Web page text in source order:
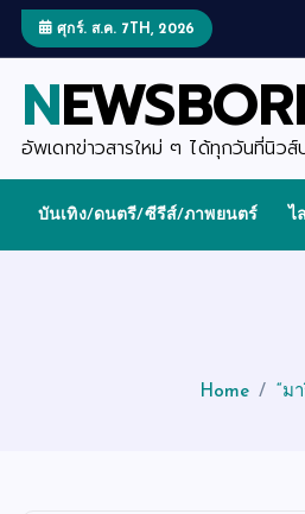
t
ศุกร์. ส.ค. 7TH, 2026
อัพเดทข่าวสารใหม่ ๆ ได้ทุกวันที่นิวส์
บันเทิง/ดนตรี/ซีรีส์/ภาพยนตร์ ไ
Home “